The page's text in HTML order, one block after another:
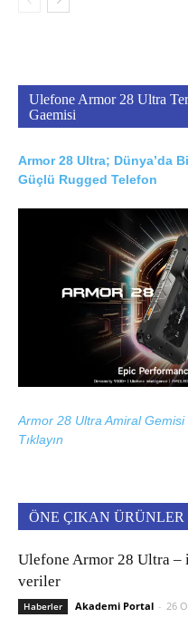
Ulefone Armor 28 Ultra
Gaemisi
Armor 28 Ultra; Dünya’da
Güçlü Rugged Telefon
Armor 28 Ultra Amiral
Tıklayın
ÖNE ÇIKAN ÜRÜNLER
Ulefone Armor 28 Ultra –
veriler
Haberler Akademi Portal - 26